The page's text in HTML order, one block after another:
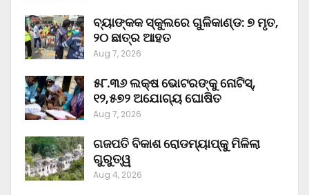
ବ୍ୟାଙ୍କକ ସ୍କୁଲରେ ଗୁଳିକାଣ୍ଡ: ୭ ମୃତ,
୨୦ ଛାତ୍ର ଆହତ
Aug 7, 2026
୫୮.୩୬ ଲକ୍ଷ ଭୋଟରଙ୍କୁ ନୋଟିସ୍‌,
୧୨,୫୭୨ ଅଯୋଗ୍ୟ ଘୋଷିତ
Aug 7, 2026
ଗଜପତି ବିକାଶ ରୋଡମ୍ୟାପ୍‌କୁ ମିଳିଲା
ଗୁରୁତ୍ୱ
Aug 4, 2026